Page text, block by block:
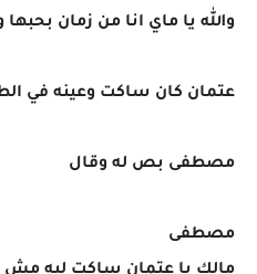
والله يا ماي انا من زمان
عتمان كان ساكت وعينه في
مصطفى بص له وقال
مصطفى